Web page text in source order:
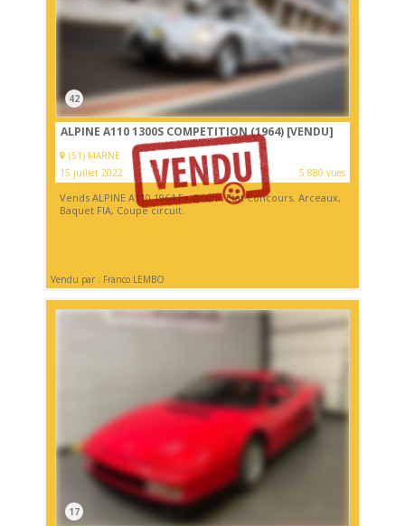
42
ALPINE A110 1300S COMPETITION (1964) [VENDU]
(51) MARNE
15 juillet 2022
5 880 vues
Vends ALPINE A110 1964 Ex Orsini. Etat Concours. Arceaux,
Baquet FIA, Coupe circuit.
Vendu par : Franco LEMBO
17